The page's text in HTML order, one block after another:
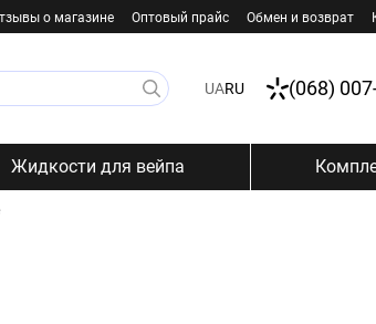
о магазине Оптовый прайс Обмен и возврат
UARU (068)
Жидкости для вейпа